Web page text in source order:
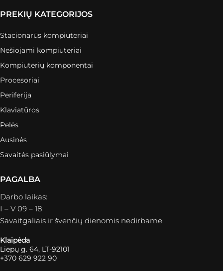
PREKIŲ KATEGORIJOS
Stacionarūs kompiuteriai
Nešiojami kompiuteriai
Kompiuterių komponentai
Procesoriai
Periferija
Klaviatūros
Pelės
Ausinės
Savaitės pasiūlymai
PAGALBA
Darbo laikas:
I – V 09 – 18
Savaitgaliais ir švenčių dienomis nedirbame
Klaipėda
Liepų g. 64, LT-92101
+370 629 922 90